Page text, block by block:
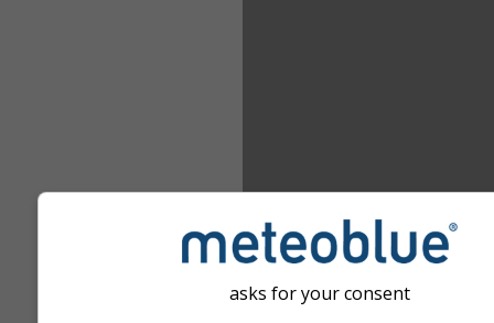
asks for your consent